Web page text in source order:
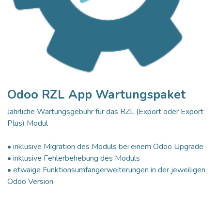
Odoo RZL App Wartungspaket
Jährliche Wartungsgebühr für das RZL (Export oder Export
Plus) Modul
• inklusive Migration des Moduls bei einem Odoo Upgrade
• inklusive Fehlerbehebung des Moduls
• etwaige Funktionsumfangerweiterungen in der jeweiligen
Odoo Version